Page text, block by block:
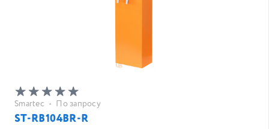
Smartec • По запросу
ST-RB104BR-R